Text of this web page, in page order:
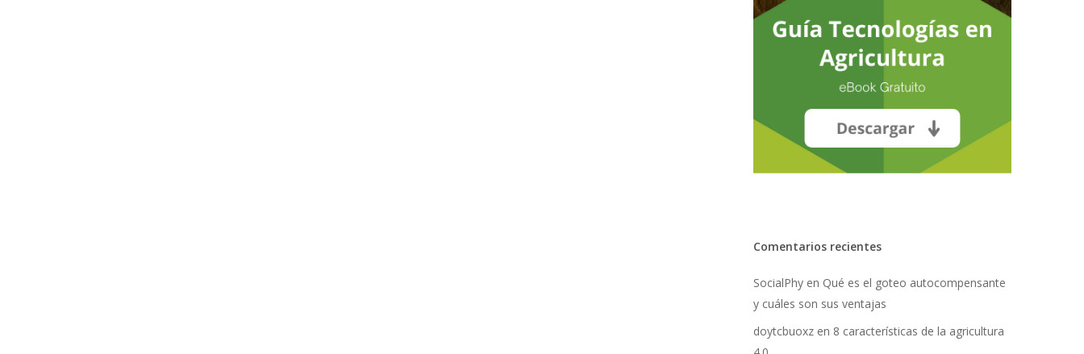
No hay productos en el carrito.
Comentarios recientes
SocialPhyen Qué es el goteo autocompensante
y cuáles son sus ventajas
doytcbuoxzen 8 características de la agricultura